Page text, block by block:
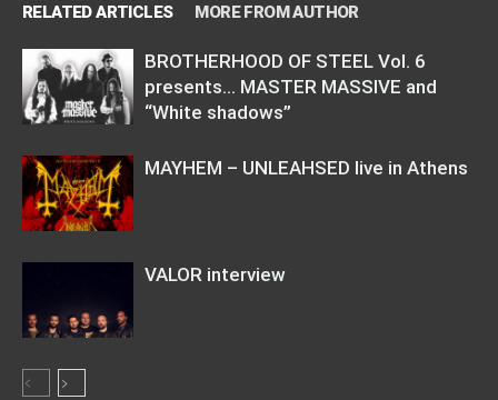
RELATED ARTICLES MORE FROM AUTHOR
BROTHERHOOD OF STEEL Vol. 6
presents… MASTER MASSIVE and
“White shadows”
MAYHEM – UNLEAHSED live in Athens
VALOR interview